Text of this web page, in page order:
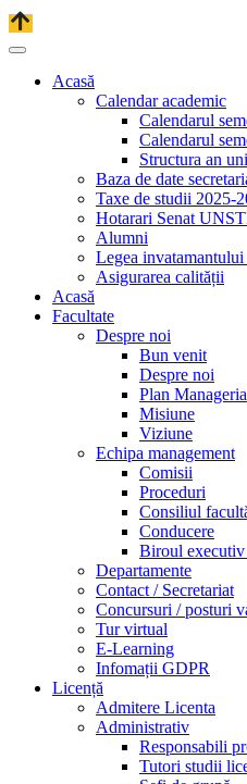
Acasă
Calendar academic
Calendarul
Calendarul
Structura an
Baza de date
Taxe de studii 2025-
Hotarari Senat
Alumni
Legea
Asigurarea calității
Acasă
Facultate
Despre noi
Bun venit
Despre noi
Plan
Misiune
Viziune
Echipa management
Comisii
Proceduri
Consiliul
Conducere
Biroul
Departamente
Contact / Secretariat
Concursuri / posturi
Tur virtual
E-Learning
Infomații GDPR
Licență
Admitere Licenta
Administrativ
Responsabili
Tutori studii